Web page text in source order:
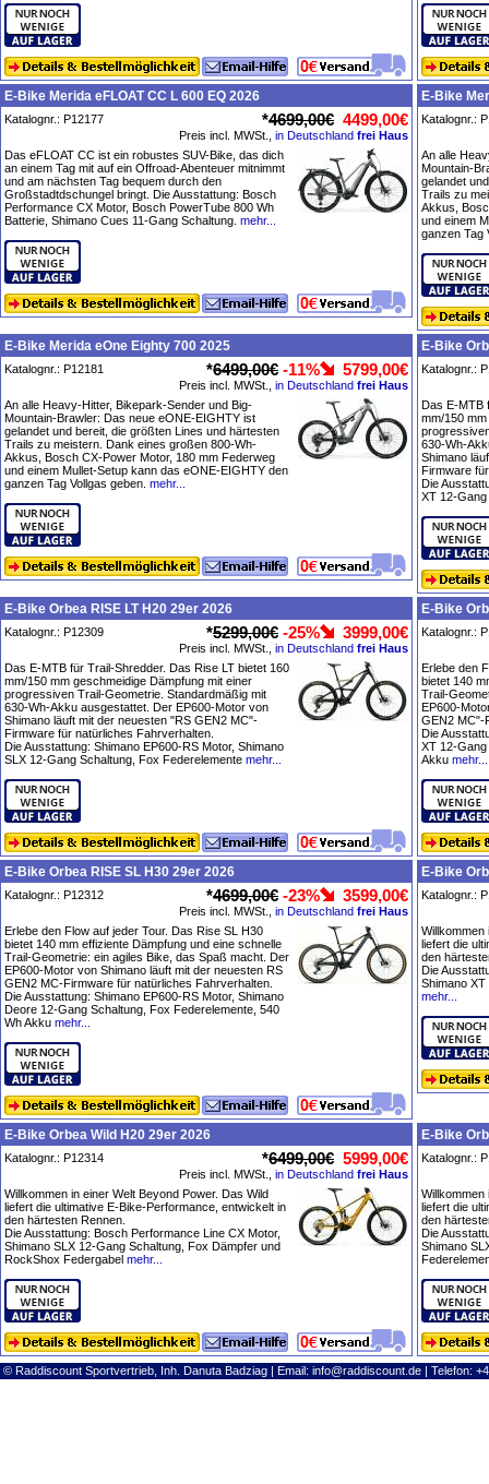
E-Bike Merida eFLOAT CC L 600 EQ 2026
Katalognr.: P12177 *4699,00€ 4499,00€
Preis incl. MWSt., in Deutschland frei Haus
Das eFLOAT CC ist ein robustes SUV-Bike, das dich
an einem Tag mit auf ein Offroad-Abenteuer mitnimmt
und am nächsten Tag bequem durch den
Großstadtdschungel bringt. Die Ausstattung: Bosch
Performance CX Motor, Bosch PowerTube 800 Wh
Batterie, Shimano Cues 11-Gang Schaltung. mehr...
E-Bike
Katalognr.:
An alle
Mountain-
gelandet
Trails zu
Akkus,
und einem
ganzen Tag
E-Bike Merida eOne Eighty 700 2025
Katalognr.: P12181 *6499,00€ -11% 5799,00€
Preis incl. MWSt., in Deutschland frei Haus
An alle Heavy-Hitter, Bikepark-Sender und Big-
Mountain-Brawler: Das neue eONE-EIGHTY ist
gelandet und bereit, die größten Lines und härtesten
Trails zu meistern. Dank eines großen 800-Wh-
Akkus, Bosch CX-Power Motor, 180 mm Federweg
und einem Mullet-Setup kann das eONE-EIGHTY den
ganzen Tag Vollgas geben. mehr...
E-Bike
Katalognr.:
Das E-MTB
mm/150
630-Wh-
Shimano
Firmware
Die
XT 12-
E-Bike Orbea RISE LT H20 29er 2026
Katalognr.: P12309 *5299,00€ -25% 3999,00€
Preis incl. MWSt., in Deutschland frei Haus
Das E-MTB für Trail-Shredder. Das Rise LT bietet 160
mm/150 mm geschmeidige Dämpfung mit einer
progressiven Trail-Geometrie. Standardmäßig mit
630-Wh-Akku ausgestattet. Der EP600-Motor von
Shimano läuft mit der neuesten "RS GEN2 MC"-
Firmware für natürliches Fahrverhalten.
Die Ausstattung: Shimano EP600-RS Motor, Shimano
SLX 12-Gang Schaltung, Fox Federelemente mehr...
E-Bike
Katalognr.:
Erlebe den
bietet 140
Trail-
EP600-
GEN2 MC"-
Die
XT 12-
Akku mehr...
E-Bike Orbea RISE SL H30 29er 2026
Katalognr.: P12312 *4699,00€ -23% 3599,00€
Preis incl. MWSt., in Deutschland frei Haus
Erlebe den Flow auf jeder Tour. Das Rise SL H30
bietet 140 mm effiziente Dämpfung und eine schnelle
Trail-Geometrie: ein agiles Bike, das Spaß macht. Der
EP600-Motor von Shimano läuft mit der neuesten RS
GEN2 MC-Firmware für natürliches Fahrverhalten.
Die Ausstattung: Shimano EP600-RS Motor, Shimano
Deore 12-Gang Schaltung, Fox Federelemente, 540
Wh Akku mehr...
E-Bike
Katalognr.:
Willkommen
liefert die
den
Die
Shimano
mehr...
E-Bike Orbea Wild H20 29er 2026
Katalognr.: P12314 *6499,00€ 5999,00€
Preis incl. MWSt., in Deutschland frei Haus
Willkommen in einer Welt Beyond Power. Das Wild
liefert die ultimative E-Bike-Performance, entwickelt in
den härtesten Rennen.
Die Ausstattung: Bosch Performance Line CX Motor,
Shimano SLX 12-Gang Schaltung, Fox Dämpfer und
RockShox Federgabel mehr...
E-Bike
Katalognr.:
Willkommen
liefert die
den
Die
Shimano
© Raddiscount Sportvertrieb, Inh. Danuta Badziag | Email: info@raddiscount.de | Telefon: